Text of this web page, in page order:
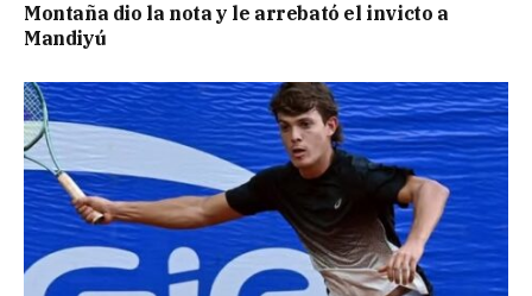
Montaña dio la nota y le arrebató el invicto a
Mandiyú